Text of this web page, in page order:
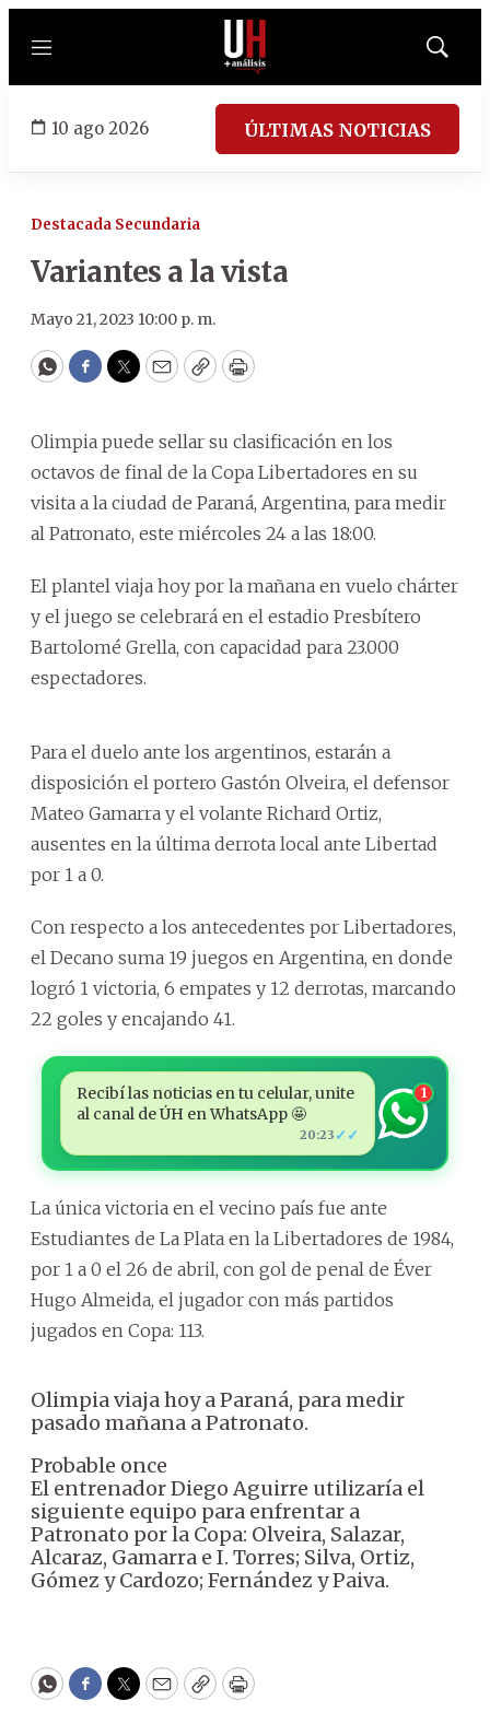
Menú
Mostrar
10 ago 2026 ÚLTIMAS NOTICIAS
Destacada Secundaria
Variantes a la vista
Mayo 21, 2023 10:00 p. m.
WhatsApp
Facebook
Twitter
EmailCopyPrint
Olimpia puede sellar su clasificación en los
octavos de final de la Copa Libertadores en su
visita a la ciudad de Paraná, Argentina, para medir
al Patronato, este miércoles 24 a las 18:00.
El plantel viaja hoy por la mañana en vuelo chárter
y el juego se celebrará en el estadio Presbítero
Bartolomé Grella, con capacidad para 23.000
espectadores.
Para el duelo ante los argentinos, estarán a
disposición el portero Gastón Olveira, el defensor
Mateo Gamarra y el volante Richard Ortiz,
ausentes en la última derrota local ante Libertad
por 1 a 0.
Con respecto a los antecedentes por Libertadores,
el Decano suma 19 juegos en Argentina, en donde
logró 1 victoria, 6 empates y 12 derrotas, marcando
22 goles y encajando 41.
Recibí las noticias en tu celular, unite
al canal de ÚH en WhatsApp 🤩
20:23 ✓✓
1
La única victoria en el vecino país fue ante
Estudiantes de La Plata en la Libertadores de 1984,
por 1 a 0 el 26 de abril, con gol de penal de Éver
Hugo Almeida, el jugador con más partidos
jugados en Copa: 113.
Olimpia viaja hoy a Paraná, para medir
pasado mañana a Patronato.
Probable once
El entrenador Diego Aguirre utilizaría el
siguiente equipo para enfrentar a
Patronato por la Copa: Olveira, Salazar,
Alcaraz, Gamarra e I. Torres; Silva, Ortiz,
Gómez y Cardozo; Fernández y Paiva.
WhatsApp
Facebook
Twitter
EmailCopyPrint